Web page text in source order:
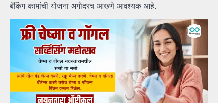
बँकिंग कामांची योजना अगोदरच आखणे आवश्यक आहे.